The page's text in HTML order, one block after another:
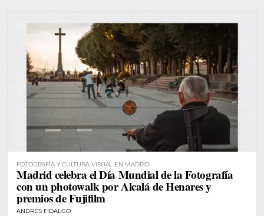
FOTOGRAFÍA Y CULTURA VISUAL EN MADRID
Madrid celebra el Día Mundial de la Fotografía
con un photowalk por Alcalá de Henares y
premios de Fujifilm
ANDRÉS FIDALGO